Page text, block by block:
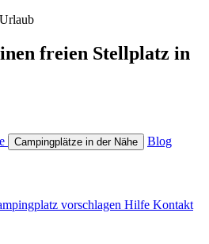
freien Stellplatz in
Campingplätze in der Nähe Blog
vorschlagen Hilfe Kontakt